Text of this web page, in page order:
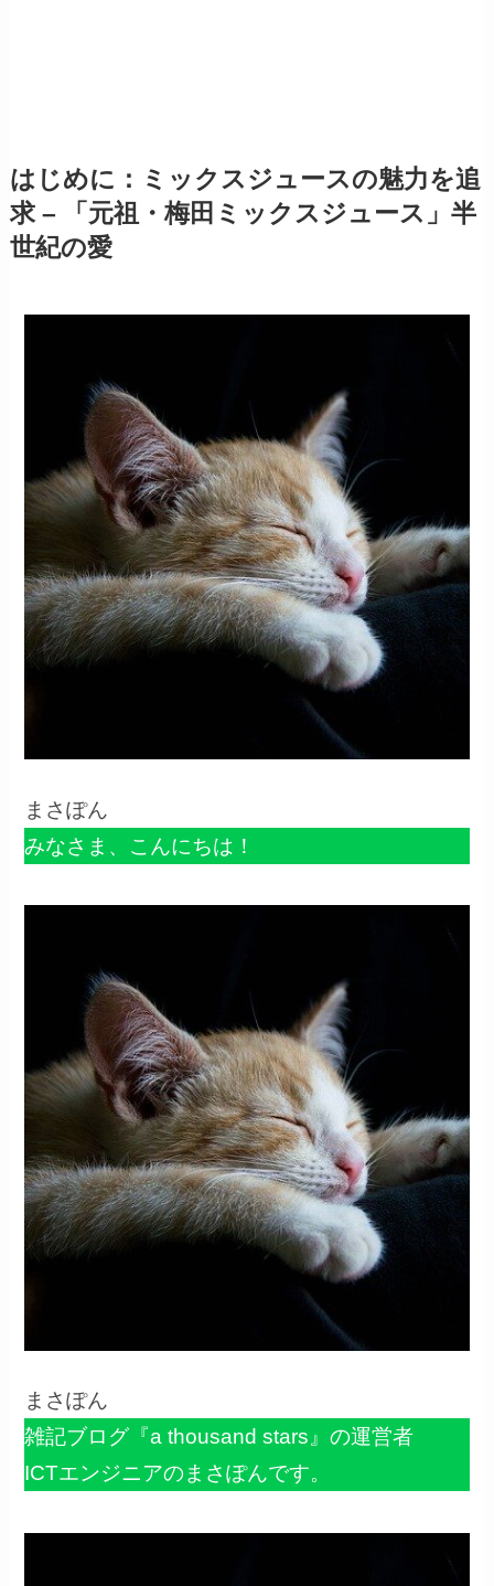
はじめに：ミックスジュースの魅力を追
求 – 「元祖・梅田ミックスジュース」半
世紀の愛
まさぽん
みなさま、こんにちは！
まさぽん
雑記ブログ『a thousand stars』の運営者
ICTエンジニアのまさぽんです。